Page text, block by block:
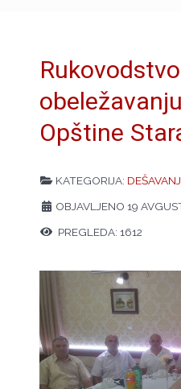
Opštine
KATEGORIJA:
OBJAVLJENO 19
PREGLEDA: 1612